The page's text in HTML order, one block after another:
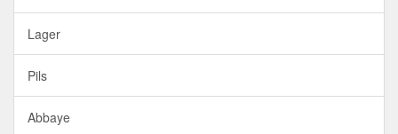
Lager
Pils
Abbaye